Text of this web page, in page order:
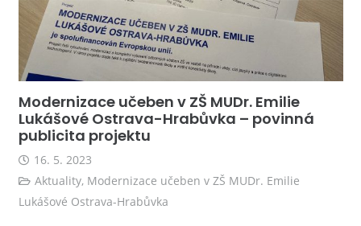
Modernizace učeben v ZŠ MUDr. Emilie
Lukášové Ostrava-Hrabůvka – povinná
publicita projektu
16. 5. 2023
Aktuality, Modernizace učeben v ZŠ MUDr. Emilie
Lukášové Ostrava-Hrabůvka